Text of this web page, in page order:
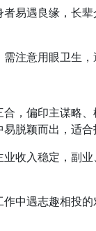
者易遇良缘，长
需注意用眼卫生
， 偏印主谋略
脱颖而出，适
业收入稳定，副
作中遇志趣相投